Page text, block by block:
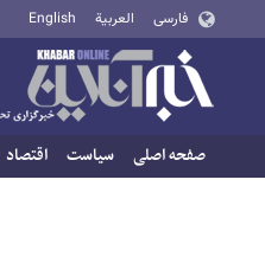
فارسی العربية English
صفحه اصلی سیاست اقتصاد